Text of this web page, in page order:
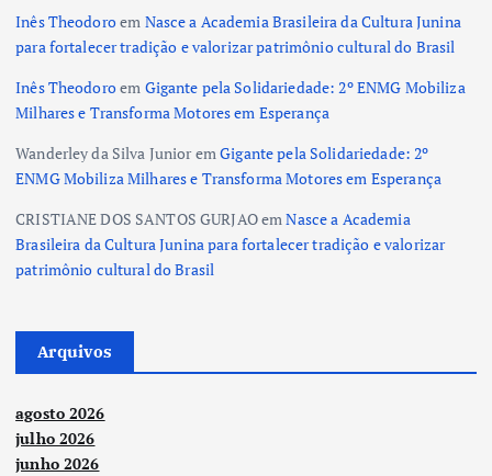
Inês Theodoroem Nasce a Academia Brasileira da Cultura Junina
para fortalecer tradição e valorizar patrimônio cultural do Brasil
Inês Theodoroem Gigante pela Solidariedade: 2º ENMG Mobiliza
Milhares e Transforma Motores em Esperança
Wanderley da Silva JunioremGigante pela Solidariedade: 2º
ENMG Mobiliza Milhares e Transforma Motores em Esperança
CRISTIANE DOS SANTOS GURJAOemNasce a Academia
Brasileira da Cultura Junina para fortalecer tradição e valorizar
patrimônio cultural do Brasil
Arquivos
agosto 2026
julho 2026
junho 2026